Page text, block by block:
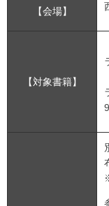
【会場】
【対象書籍】